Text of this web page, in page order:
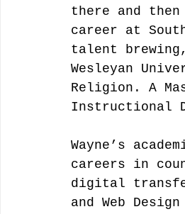
there and
career at
talent
Wesleyan
Religion. A
Instructional
Wayne’s
careers in
digital
and Web